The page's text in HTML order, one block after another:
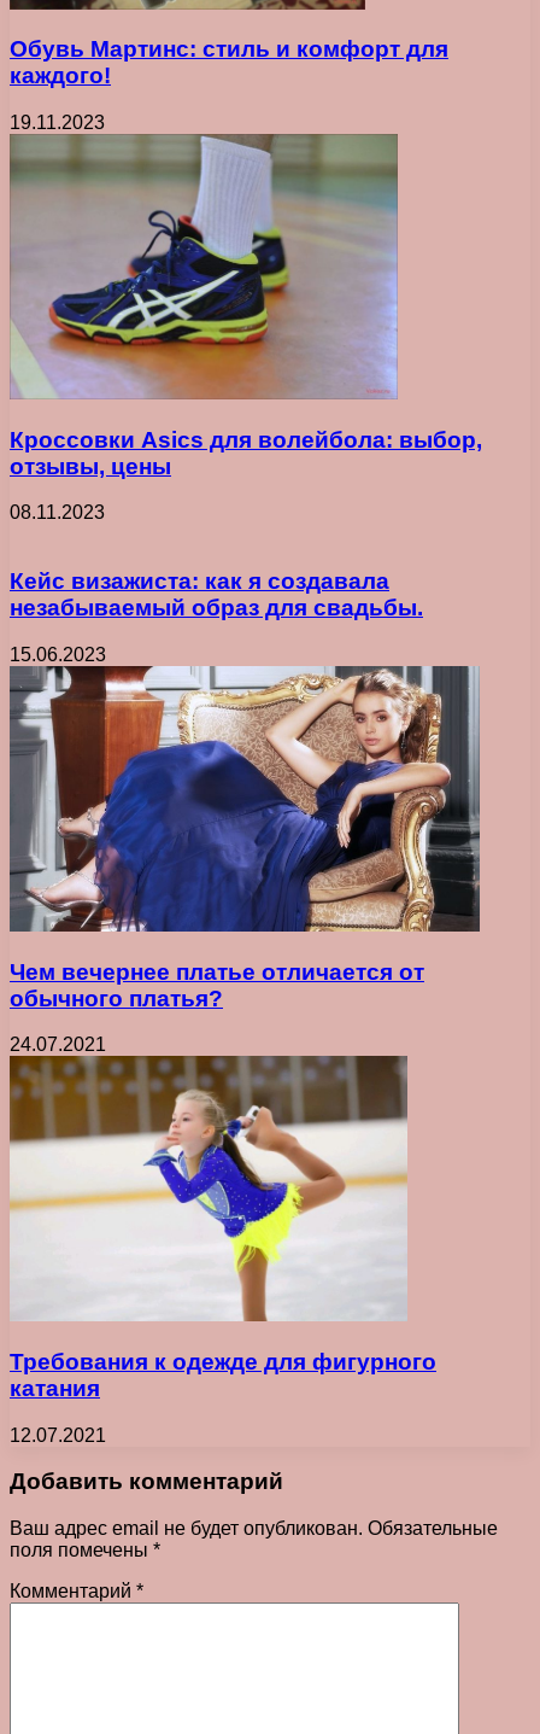
Обувь Мартинс: стиль и комфорт для
каждого!
19.11.2023
Кроссовки Asics для волейбола: выбор,
отзывы, цены
08.11.2023
Кейс визажиста: как я создавала
незабываемый образ для свадьбы.
15.06.2023
Чем вечернее платье отличается от
обычного платья?
24.07.2021
Требования к одежде для фигурного
катания
12.07.2021
Добавить комментарий
Ваш адрес email не будет опубликован. Обязательные
поля помечены *
Комментарий *